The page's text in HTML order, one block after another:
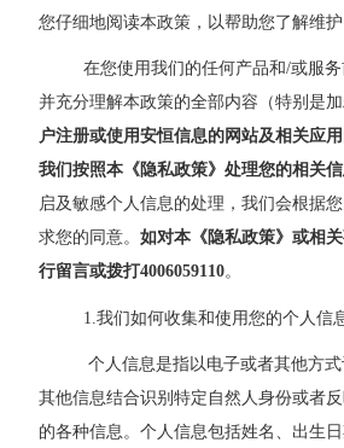
您仔细地阅读本政策，以帮助您了解维护
在您使用我们 的任何产品和/或服
并充分理解本政策的全部内容（特别是
户注册或使用安恒信息的网站及相关应
我们按照本《隐私政策》处理您的相关
启及敏感个人信息的处理，我们会根据
求您的同意。如对本《隐私政策》或相
行留言或拨打4006059110。
1.我们如何收集和使用您的个人信
个人信息是指以电子或者其他方
其他信息结合识别特定自然人身份或者
的各种信息。个人信息包括姓名、出生